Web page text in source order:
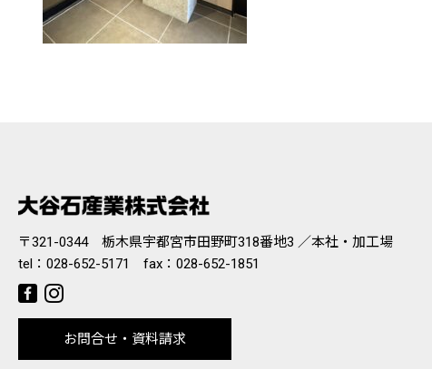
〒321-0344 栃木県宇都宮市田野町318番地3 ／本社・加工場
tel： 028-652-5171 fax：028-652-1851
お問合せ・資料請求